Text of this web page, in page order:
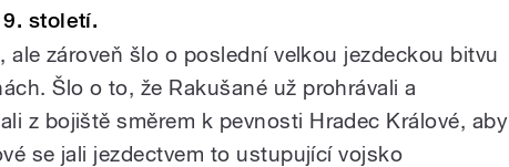
století.
ale zároveň šlo o poslední velkou jezdeckou bitvu
Šlo o to, že Rakušané už prohrávali a
z bojiště směrem k pevnosti Hradec Králové, aby
se jali jezdectvem to ustupující vojsko